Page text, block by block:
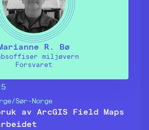
R. Bø
miljøvern
Forsvaret
av ArcGIS Field Maps
Sør-Norge